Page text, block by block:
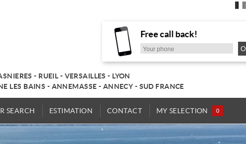
- RUEIL - VERSAILLES - LYON
LES BAINS - ANNEMASSE - ANNECY - SUD FRANCE
Free call back!
SEARCH ESTIMATION CONTACT MY SELECTION 0